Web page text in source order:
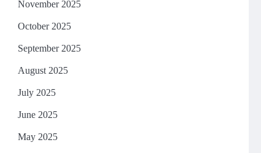
November 2025
October 2025
September 2025
August 2025
July 2025
June 2025
May 2025